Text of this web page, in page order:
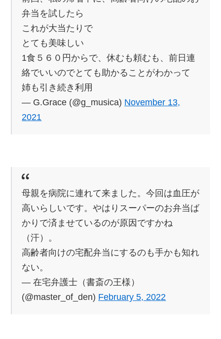
弁当を試したら
これが大当たりで
とても美味しい
1食５６０円からで、休むも頼むも、前日連
絡でいいのでとても助かることがわかって
姉も引き続き利用
— G.Grace (@g_musica) November 13,
2021
母親を病院に連れて来ました。今回は血圧が
高いらしいです。やはりスーパーのお弁当ば
かりで済ませているのが原因ですかね
（汗）。
高齢者向けの宅配弁当にするのも手かも知れ
ない。
— 在宅弁護士（書斎の王様）
(@master_of_den) February 5, 2022